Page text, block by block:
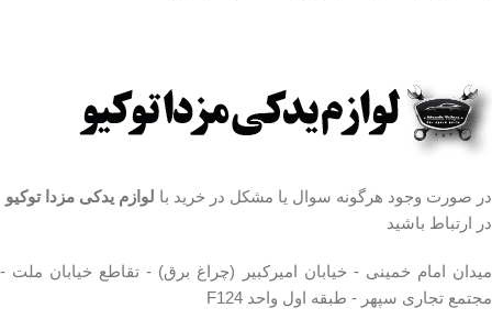
۰۹۱۹۴۲۰۰۳۲۹
مشخصات رینگ مزدا
3 نیو تیپ 4:
تعداد در بسته‌بندی۴
جنس کالاآلیاژ آلومینیوم
ساخت کشورایران
۰۹۱۹۴۲۰۰۳۲۹
در صورت وجود هرگونه سوال یا مشکل در خرید با لوازم یدکی مزدا توکیو
در ارتباط باشید
میدان امام خمینی - خیابان امیرکبیر (چراغ برق) - تقاطع خیابان ملت -
مجتمع تجاری سپهر - طبقه اول واحد F124